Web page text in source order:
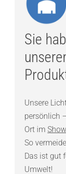
Sie
Unsere
persönlich
Ort im
So
Das ist gut
Umwelt!